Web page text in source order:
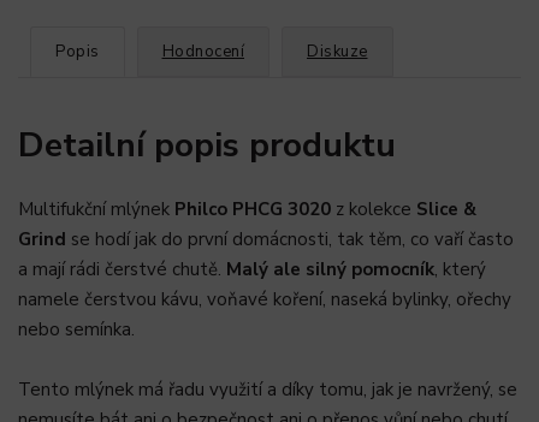
Popis Hodnocení Diskuze
Detailní popis produktu
Multifukční mlýnek Philco PHCG 3020 z kolekce Slice &
Grind se hodí jak do první domácnosti, tak těm, co vaří často
a mají rádi čerstvé chutě. Malý ale silný pomocník, který
namele čerstvou kávu, voňavé koření, naseká bylinky, ořechy
nebo semínka.
Tento mlýnek má řadu využití a díky tomu, jak je navržený, se